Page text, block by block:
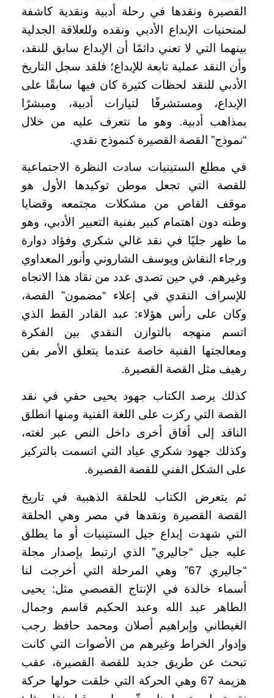
القصيرة ونقدها في رحلة أدبية ونقدية كاشفة
لمنحنيات الإبداع الأدبي ونقده وللعلاقة الجدلية
بينهما التي لا تعني دائمًا أن الإبداع سابق للنقد،
وأن النقد عملية تابعة للإبداع؛ فلقد سجل التاريخ
الأدبي للنقد لحظات كثيرة كان فيها سابقًا على
الإبداع، ومستشرفًا لتيارات أدبية، ومبشرًا
بمذاهب أدبية. وهو ما نتعرف عليه من خلال
“نموذج” القصة القصيرة كنموذج نقدي.
في مطلع الستينيات سادت النظرة الاجتماعية
للقصة التي تجعل موطن توكيدها الأول هو
موقف القاص من مشكلات مجتمعه وقضايا
وطنه دون اهتمام كبير بفنية التعبير الأدبي، وهو
ما ظهر جليًا في نقد غالي شكري وفؤاد دوارة
ورجاء النقاش ويوسف الشاروني وأنور المعداوي
وغيرهم. في حين تصدى عدد من نقاد هذا الاتجاه
للإسراف النقدي في إعلاء “مضمون” القصة،
وكان على رأس هؤلاء: عبد القادر القط الذي
اتسم منهجه بالتوازن النقدي بين الفكرة
ومعالجتها الفنية خاصة عندما يتعلق الأمر بفن
رهيف مثل القصة القصيرة.
كذلك يرصد الكتاب جهود يحيى حقي في نقد
القصة التي ركزت على اللغة الفنية ومنها انطلق
الناقد إلى أفاق أخرى داخل النص عبر لغته،
وكذلك جهود شكري عياد التي اتسمت بالتركيز
على الشكل الفني للقصة القصيرة.
ثم يتعرض الكتاب للحلقة الذهبية في تاريخ
القصة القصيرة ونقدها في مصر وهي الحلقة
التي شهدت إبداع جيل الستينيات أو ما يطلق
عليه جيل “جاليري” الذي ارتبط بإصدار مجلة
“جاليري 67” وهي المرحلة التي أخرجت لنا
أسماء خالدة في الإنتاج القصصي مثل: يحيى
الطاهر عبد الله وعبد الحكيم قاسم وجمال
الغيطاني وإبراهيم أصلان ومحمد حافظ رجب
وإدوار الخراط وغيرهم من الأصوات التي كانت
تبحث عن طريق جديد للقصة القصيرة، عقب
هزيمة 67 وهي الحركة التي خلقت حولها حركة